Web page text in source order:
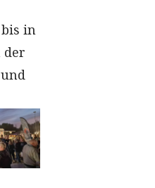
in
der